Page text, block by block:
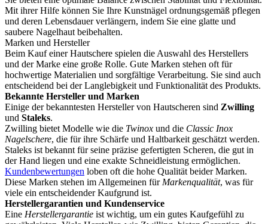
Mit ihrer Hilfe können Sie Ihre Kunstnägel ordnungsgemäß pflegen
und deren Lebensdauer verlängern, indem Sie eine glatte und
saubere Nagelhaut beibehalten.
Marken und Hersteller
Beim Kauf einer Hautschere spielen die Auswahl des Herstellers
und der Marke eine große Rolle. Gute Marken stehen oft für
hochwertige Materialien und sorgfältige Verarbeitung. Sie sind auch
entscheidend bei der Langlebigkeit und Funktionalität des Produkts.
Bekannte Hersteller und Marken
Einige der bekanntesten Hersteller von Hautscheren sind Zwilling
und Staleks.
Zwilling bietet Modelle wie die Twinox und die Classic Inox
Nagelschere, die für ihre Schärfe und Haltbarkeit geschätzt werden.
Staleks ist bekannt für seine präzise gefertigten Scheren, die gut in
der Hand liegen und eine exakte Schneidleistung ermöglichen.
Kundenbewertungen loben oft die hohe Qualität beider Marken.
Diese Marken stehen im Allgemeinen für Markenqualität, was für
viele ein entscheidender Kaufgrund ist.
Herstellergarantien und Kundenservice
Eine Herstellergarantie ist wichtig, um ein gutes Kaufgefühl zu